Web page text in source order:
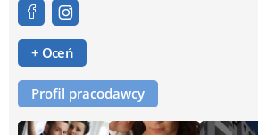
+ Oceń
Profil pracodawcy